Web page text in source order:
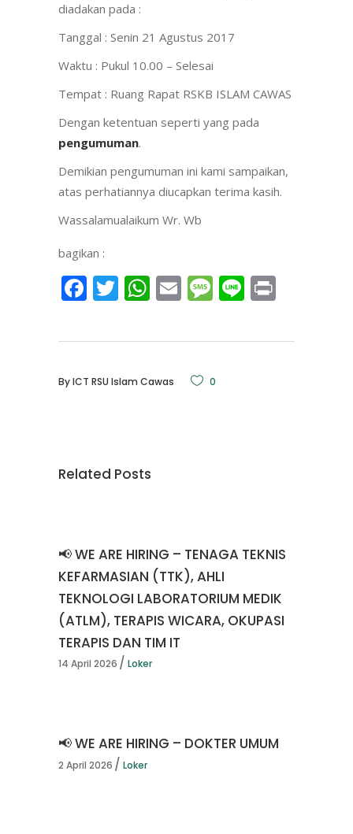
diadakan pada :
Tanggal : Senin 21 Agustus 2017
Waktu : Pukul 10.00 – Selesai
Tempat : Ruang Rapat RSKB ISLAM CAWAS
Dengan ketentuan seperti yang pada
pengumuman.
Demikian pengumuman ini kami sampaikan,
atas perhatiannya diucapkan terima kasih.
Wassalamualaikum Wr. Wb
bagikan :
Facebook
Twitter
WhatsApp
EmailMessage
Line
ByICT RSU Islam Cawas 0
Related Posts
📢 WE ARE HIRING – TENAGA TEKNIS
KEFARMASIAN (TTK), AHLI
TEKNOLOGI LABORATORIUM MEDIK
(ATLM), TERAPIS WICARA, OKUPASI
TERAPIS DAN TIM IT
14 April 2026 Loker
📢 WE ARE HIRING – DOKTER UMUM
2 April 2026 Loker